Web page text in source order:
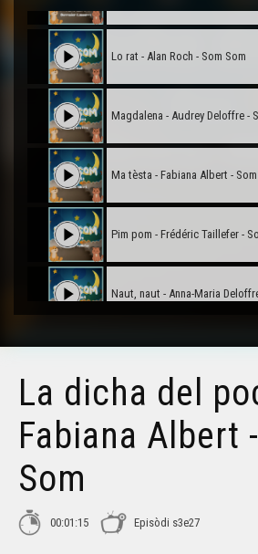
Lo rat - Alan Roch - Som Som
Magdalena - Audrey Deloffre -
Ma tèsta - Fabiana Albert -
Pim pom - Frédéric Taillefer -
Naut, naut - Anna-Maria
Las aucas - Fabiana Albert -
Lo milapatas - Alan Roch - Som
La dicha del
Fabiana Albert
Som
00:01:15 Episòdi s3e27